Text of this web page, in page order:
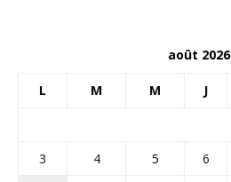
août 2026
L M M J
3
4 5 6